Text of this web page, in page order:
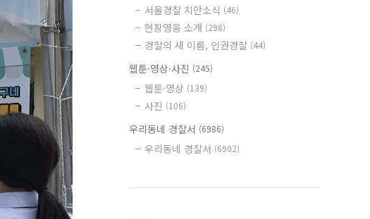
서울경찰 치안소식 (46)
현장영웅 소개 (298)
경찰의 새 이름, 인권경찰 (44)
웹툰·영상·사진 (245)
웹툰·영상 (139)
사진 (106)
우리동네 경찰서 (6986)
우리동네 경찰서 (6902)